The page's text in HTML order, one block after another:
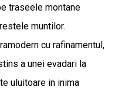
traseele montane
muntilor.
cu rafinamentul,
a unei evadari la
uluitoare in inima